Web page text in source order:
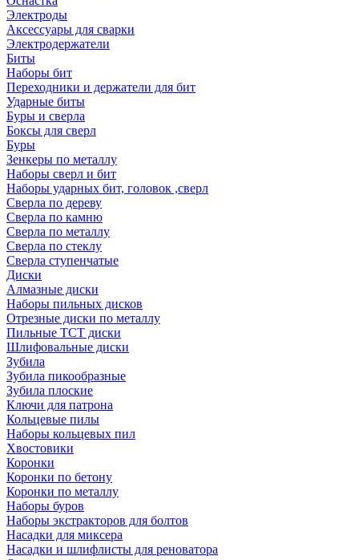
Электроды
Аксессуары для сварки
Электродержатели
Биты
Наборы бит
Переходники и держатели для бит
Ударные биты
Буры и сверла
Боксы для сверл
Буры
Зенкеры по металлу
Наборы сверл и бит
Наборы ударных бит, головок ,сверл
Сверла по дереву
Сверла по камню
Сверла по металлу
Сверла по стеклу
Сверла ступенчатые
Диски
Алмазные диски
Наборы пильных дисков
Отрезные диски по металлу
Пильные TCT диски
Шлифовальные диски
Зубила
Зубила пикообразные
Зубила плоские
Ключи для патрона
Кольцевые пилы
Наборы кольцевых пил
Хвостовики
Коронки
Коронки по бетону
Коронки по металлу
Наборы буров
Наборы экстракторов для болтов
Насадки для миксера
Насадки и шлифлисты для реноватора